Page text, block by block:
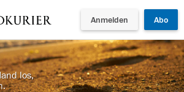
Anmelden Abo
los,